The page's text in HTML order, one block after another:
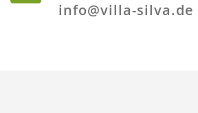
info@villa-silva.de